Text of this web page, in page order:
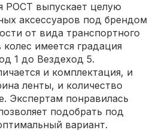
РОСТ выпускает целую
аксессуаров под брендом
от вида транспортного
имеется градация
1 до Вездеход 5.
и комплектация, и
ленты, и количество
Экспертам понравилась
подобрать под
вариант.